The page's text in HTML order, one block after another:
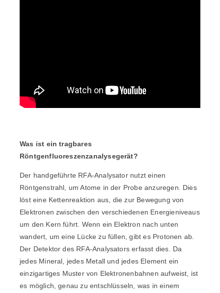
Was ist ein tragbares
Röntgenfluoreszenzanalysegerät?
Der handgeführte RFA-Analysator nutzt einen
Röntgenstrahl, um Atome in der Probe anzuregen. Dies
löst eine Kettenreaktion aus, die zur Bewegung von
Elektronen zwischen den verschiedenen Energieniveaus
um den Kern führt. Wenn ein Elektron nach unten
wandert, um eine Lücke zu füllen, gibt es Protonen ab.
Der Detektor des RFA-Analysators erfasst dies. Da
jedes Mineral, jedes Metall und jedes Element ein
einzigartiges Muster von Elektronenbahnen aufweist, ist
es möglich, genau zu entschlüsseln, was in einem